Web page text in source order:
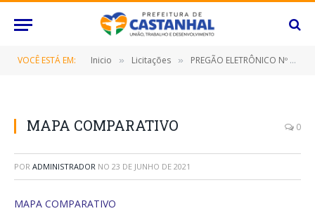
VOCÊ ESTÁ EM: Inicio » Licitações » PREGÃO ELETRÔNICO Nº 013/2021-FMS (CONTRATAÇÃO DE EMPRESA ESPECILALIZADA PARA PRESTAÇÃO DE SERVIÇO DE SEGURO COMPREENSIVO PARA VEÍCULOS (AMBULÂNCIA))
MAPA COMPARATIVO 0
POR ADMINISTRADOR NO 23 DE JUNHO DE 2021
MAPA COMPARATIVO